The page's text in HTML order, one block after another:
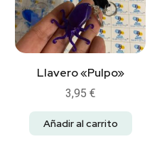
Llavero «Pulpo»
3,95 €
Añadir al carrito